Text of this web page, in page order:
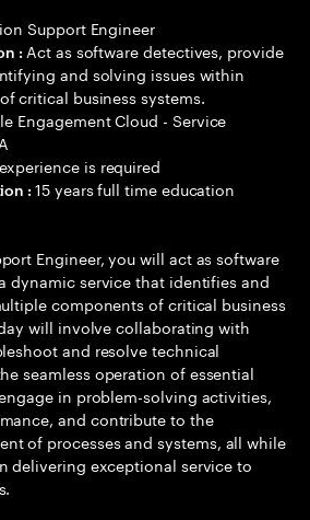
Support Engineer
: Act as software detectives, provide
and solving issues within
critical business systems.
Engagement Cloud - Service
is required
:15 years full time education
Engineer, you will act as software
dynamic service that identifies and
components of critical business
will involve collaborating with
and resolve technical
seamless operation of essential
in problem-solving activities,
and contribute to the
of processes and systems, all while
delivering exceptional service to